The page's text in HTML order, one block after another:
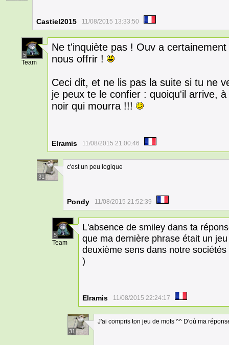
Castiel2015 11/08/2015 13:33:50
5
Team
Ne t'inquiète pas ! Ouv a
nous offrir !
Ceci dit, et ne lis pas la suite si tu ne
je peux te le confier : quoiqu'il arrive,
noir qui mourra !!!
Elramis 11/08/2015 21:00:46
31
c'est un peu logique
Pondy 11/08/2015 21:52:39
5
Team
L'absence de smiley dans ta
que ma dernière phrase était un
deuxième sens dans notre
)
Elramis 11/08/2015 22:24:17
31
J'ai compris ton jeu de mots ^^ D'où ma